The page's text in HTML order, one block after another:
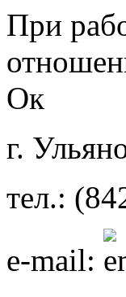
Перейти к
При
Ок
г.
тел.:
e-mail: